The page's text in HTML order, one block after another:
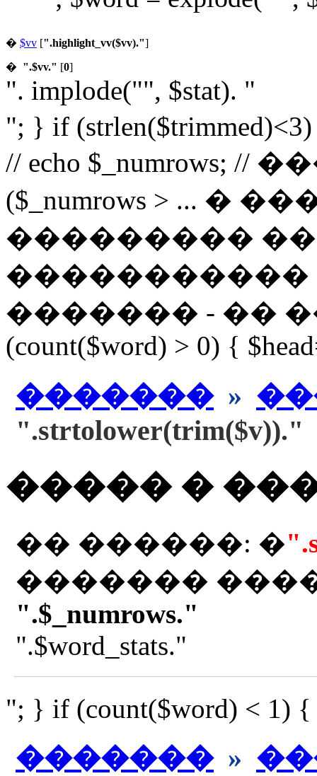
� $vv [".highlight_vv($vv)."]
� ".$vv." [0]
". implode("", $stat). "
"; } if
// echo
($_numrows > ...
���������
�����������
������� - ��
(count($word) > 0) {
������� »
".strtolower(trim($v))."
����� �
�� ������: �
�������
".$_numrows."
".$word_stats."
"; } if (count($word) < 1) {
������� »